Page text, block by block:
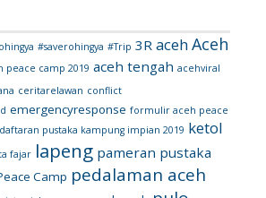
#saverohingya #Trip 3R acehAceh
peace camp 2019 aceh tengah acehviral
ceritarelawan conflict
emergencyresponse formulir aceh peace
pustaka kampung impian 2019 ketol
fajar lapeng pameran pustaka
Camp pedalaman aceh